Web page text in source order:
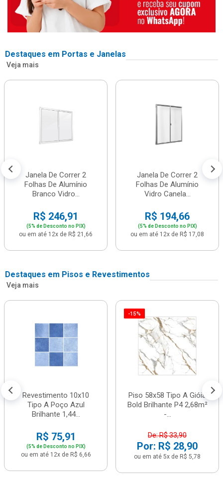
Destaques em Portas e Janelas
Veja mais
Janela De Correr 2
Folhas De Alumínio
Branco Vidro...
R$ 246,91
(5% de Desconto no PIX)
ou em até 12x de R$ 21,66
Janela De Correr 2
Folhas De Alumínio
Vidro Canela...
R$ 194,66
(5% de Desconto no PIX)
ou em até 12x de R$ 17,08
Destaques em Pisos e Revestimentos
Veja mais
Revestimento 10x10
Tipo A Poço Azul
Brilhante 1,44...
R$ 75,91
(5% de Desconto no PIX)
ou em até 12x de R$ 6,66
-15%
Piso 58x58 Tipo A Gióia
Bold Brilhante P4 2,68m²
-...
De: R$ 33,90
Por: R$ 28,90
ou em até 5x de R$ 5,78